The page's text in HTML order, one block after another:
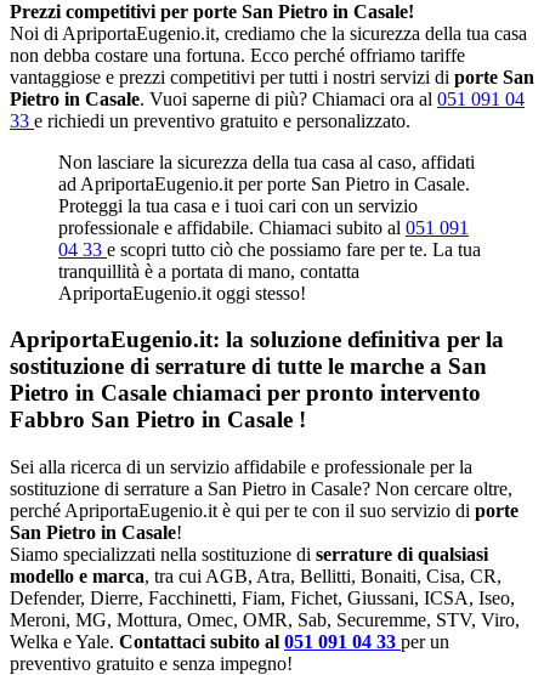
Prezzi competitivi per porte San Pietro in Casale!
Noi di ApriportaEugenio.it, crediamo che la sicurezza della tua casa
non debba costare una fortuna. Ecco perché offriamo tariffe
vantaggiose e prezzi competitivi per tutti i nostri servizi di porte San
Pietro in Casale. Vuoi saperne di più? Chiamaci ora al 051 091 04
33 e richiedi un preventivo gratuito e personalizzato.
Non lasciare la sicurezza della tua casa al caso, affidati
ad ApriportaEugenio.it per porte San Pietro in Casale.
Proteggi la tua casa e i tuoi cari con un servizio
professionale e affidabile. Chiamaci subito al 051 091
04 33 e scopri tutto ciò che possiamo fare per te. La tua
tranquillità è a portata di mano, contatta
ApriportaEugenio.it oggi stesso!
ApriportaEugenio.it: la soluzione definitiva per la
sostituzione di serrature di tutte le marche a San
Pietro in Casale chiamaci per pronto intervento
Fabbro San Pietro in Casale !
Sei alla ricerca di un servizio affidabile e professionale per la
sostituzione di serrature a San Pietro in Casale? Non cercare oltre,
perché ApriportaEugenio.it è qui per te con il suo servizio di porte
San Pietro in Casale!
Siamo specializzati nella sostituzione di serrature di qualsiasi
modello e marca, tra cui AGB, Atra, Bellitti, Bonaiti, Cisa, CR,
Defender, Dierre, Facchinetti, Fiam, Fichet, Giussani, ICSA, Iseo,
Meroni, MG, Mottura, Omec, OMR, Sab, Securemme, STV, Viro,
Welka e Yale. Contattaci subito al 051 091 04 33 per un
preventivo gratuito e senza impegno!